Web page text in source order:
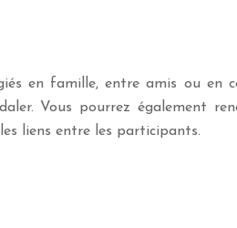
en famille, entre amis ou en
Vous pourrez également
liens entre les participants.